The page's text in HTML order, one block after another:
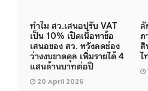
ทำไม สว.เสนอปรับ VAT
เป็น 10% เปิดเนื้อหาข้อ
เสนอของ สว. หวังลดช่อง
ว่างงบขาดดุล เพิ่มรายได้ 4
แสนล้านบาทต่อปี
20 April 2026
ลั
ภ
สิ
ไ